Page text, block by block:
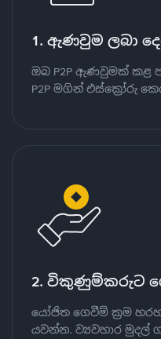
1. ඇණවුම ලබා
ඔබ P2P ඇණවුමක් කළ
P2P මගින් එස්ක්‍රෝරු
2. විකුණුම්කරුට
යෝජිත ගෙවීම් ක්‍රම
යවන්න. ව්‍යවහාර මුදල්